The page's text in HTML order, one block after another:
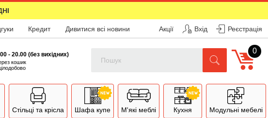
Кредит Дивитися всі новини Акції Вхід Реєстрація
- 20.00 (без вихідних)
кошик
0
Стільці та крісла Шафа купе М'які меблі Кухня Модульні мебелі